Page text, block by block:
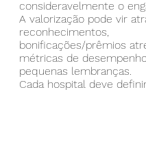
consideravelmente o
A valorização pode vir
reconhecimentos,
bonificações/prêmios
métricas de
pequenas lembranças.
Cada hospital deve